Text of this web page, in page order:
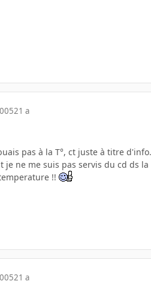
21 a
pas à la T°, ct juste à titre d'info.
je ne me suis pas servis du cd ds
!!
21 a